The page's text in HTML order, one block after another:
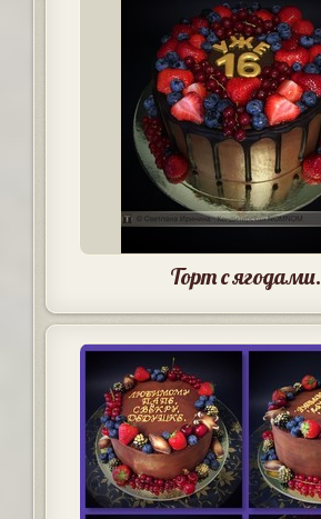
Торт с ягодами.